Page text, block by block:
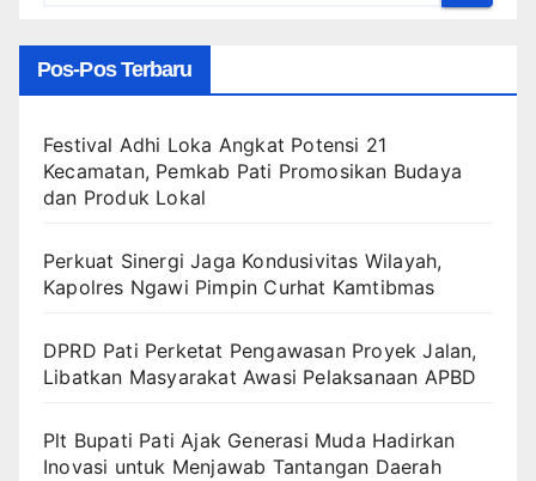
Pos-Pos Terbaru
Festival Adhi Loka Angkat Potensi 21
Kecamatan, Pemkab Pati Promosikan Budaya
dan Produk Lokal
Perkuat Sinergi Jaga Kondusivitas Wilayah,
Kapolres Ngawi Pimpin Curhat Kamtibmas
DPRD Pati Perketat Pengawasan Proyek Jalan,
Libatkan Masyarakat Awasi Pelaksanaan APBD
Plt Bupati Pati Ajak Generasi Muda Hadirkan
Inovasi untuk Menjawab Tantangan Daerah